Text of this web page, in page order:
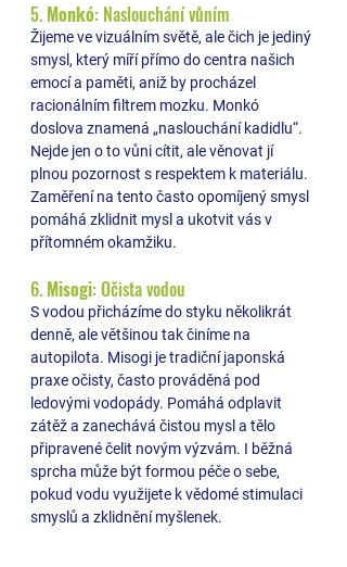
5. Monkó: Naslouchání vůním
Žijeme ve vizuálním světě, ale čich je jediný
smysl, který míří přímo do centra našich
emocí a paměti, aniž by procházel
racionálním filtrem mozku. Monkó
doslova znamená „naslouchání kadidlu“.
Nejde jen o to vůni cítit, ale věnovat jí
plnou pozornost s respektem k materiálu.
Zaměření na tento často opomíjený smysl
pomáhá zklidnit mysl a ukotvit vás v
přítomném okamžiku.
6. Misogi: Očista vodou
S vodou přicházíme do styku několikrát
denně, ale většinou tak činíme na
autopilota. Misogi je tradiční japonská
praxe očisty, často prováděná pod
ledovými vodopády. Pomáhá odplavit
zátěž a zanechává čistou mysl a tělo
připravené čelit novým výzvám. I běžná
sprcha může být formou péče o sebe,
pokud vodu využijete k vědomé stimulaci
smyslů a zklidnění myšlenek.